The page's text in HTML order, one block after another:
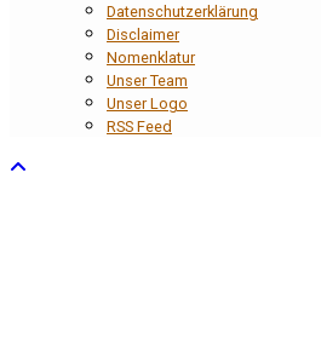
Datenschutzerklärung
Disclaimer
Nomenklatur
Unser Team
Unser Logo
RSS Feed